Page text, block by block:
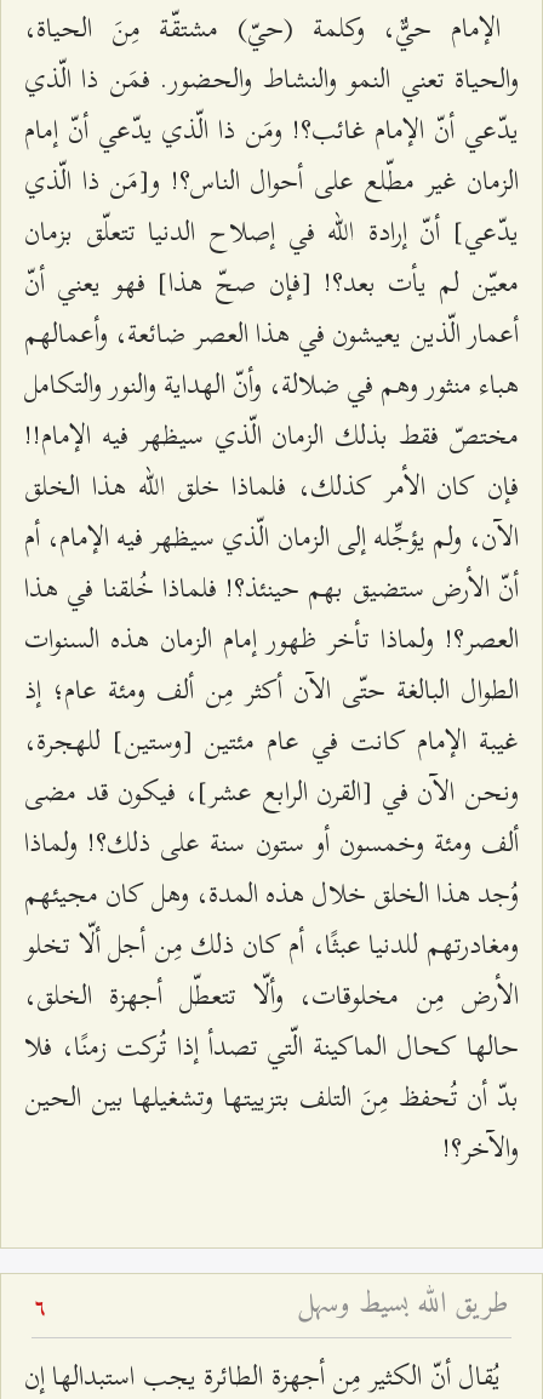
الإمام حيٌّ، وكلمة (حيّ) مشتقّة مِنَ الحياة،
والحياة تعني النمو والنشاط والحضور. فمَن ذا الّذي
يدّعي أنّ الإمام غائب؟! ومَن ذا الّذي يدّعي أنّ إمام
الزمان غير مطّلع على أحوال الناس؟! و[مَن ذا الّذي
يدّعي] أنّ إرادة الله في إصلاح الدنيا تتعلّق بزمان
معيّن لم يأت بعد؟! [فإن صحّ هذا] فهو يعني أنّ
أعمار الّذين يعيشون في هذا العصر ضائعة، وأعمالهم
هباء منثور وهم في ضلالة، وأنّ الهداية والنور والتكامل
مختصّ فقط بذلك الزمان الّذي سيظهر فيه الإمام!!
فإن كان الأمر كذلك، فلماذا خلق الله هذا الخلق
الآن، ولم يؤجِّله إلى الزمان الّذي سيظهر فيه الإمام، أم
أنّ الأرض ستضيق بهم حينئذ؟! فلماذا خُلقنا في هذا
العصر؟! ولماذا تأخر ظهور إمام الزمان هذه السنوات
الطوال البالغة حتّى الآن أكثر مِن ألف ومئة عام؛ إذ
غيبة الإمام كانت في عام مئتين [وستين] للهجرة،
ونحن الآن في [القرن الرابع عشر]، فيكون قد مضى
ألف ومئة وخمسون أو ستون سنة على ذلك؟! ولماذا
وُجد هذا الخلق خلال هذه المدة، وهل كان مجيئهم
ومغادرتهم للدنيا عبثًا، أم كان ذلك مِن أجل ألّا تخلو
الأرض مِن مخلوقات، وألّا تتعطّل أجهزة الخلق،
حالها كحال الماكينة الّتي تصدأ إذا تُركت زمنًا، فلا
بدّ أن تُحفظ مِنَ التلف بتزييتها وتشغيلها بين الحين
والآخر؟!
طريق الله بسيط وسهل 6
يُقال أنّ الكثير مِن أجهزة الطائرة يجب استبدالها إن